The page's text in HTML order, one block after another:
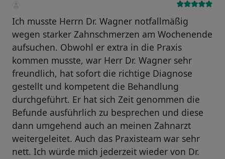
Ich musste Herrn Dr. Wagner notfallmäßig
wegen starker Zahnschmerzen am Wochenende
aufsuchen. Obwohl er extra in die Praxis
kommen musste, war Herr Dr. Wagner sehr
freundlich, hat sofort die richtige Diagnose
gestellt und kompetent die Behandlung
durchgeführt. Er hat sich Zeit genommen die
Befunde ausführlich zu besprechen und diese
dann umgehend auch an meinen Zahnarzt
weitergeleitet. Auch das Praxisteam war sehr
nett. Ich würde mich jederzeit wieder von Dr.